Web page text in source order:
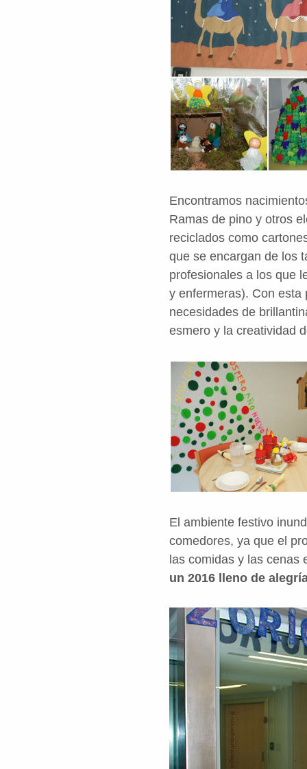
Encontramos
Ramas de pino y otros e
reciclados como
que se encargan de los
profesionales a los que
y enfermeras). Con esta
necesidades de
esmero y la creatividad
El ambiente festivo
comedores, ya que el
las comidas y las cenas
un 2016 lleno de